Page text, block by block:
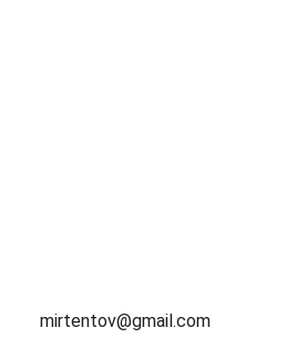
mirtentov@gmail.com